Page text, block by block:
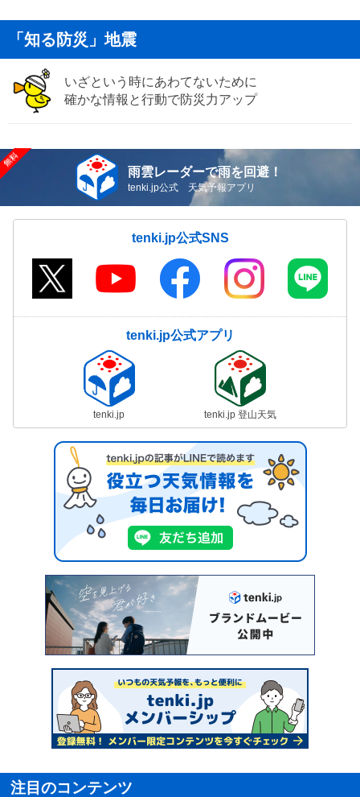
「知る防災」地震
いざという時にあわてないために
確かな情報と行動で防災力アップ
雨雲レーダーで雨を回避！
tenki.jp公式 天気予報アプリ
tenki.jp公式SNS
tenki.jp公式アプリ
tenki.jp tenki.jp 登山天気
注目のコンテンツ